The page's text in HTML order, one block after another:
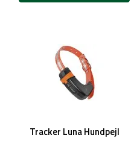
Tracker Luna Hundpejl